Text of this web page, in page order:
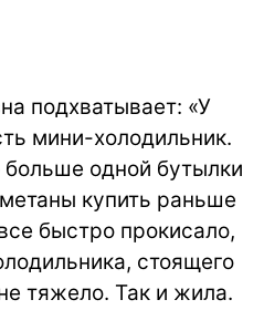
подхватывает: «У
мини-холодильник.
одной бутылки
купить раньше
быстро прокисало,
стоящего
тяжело. Так и жила.